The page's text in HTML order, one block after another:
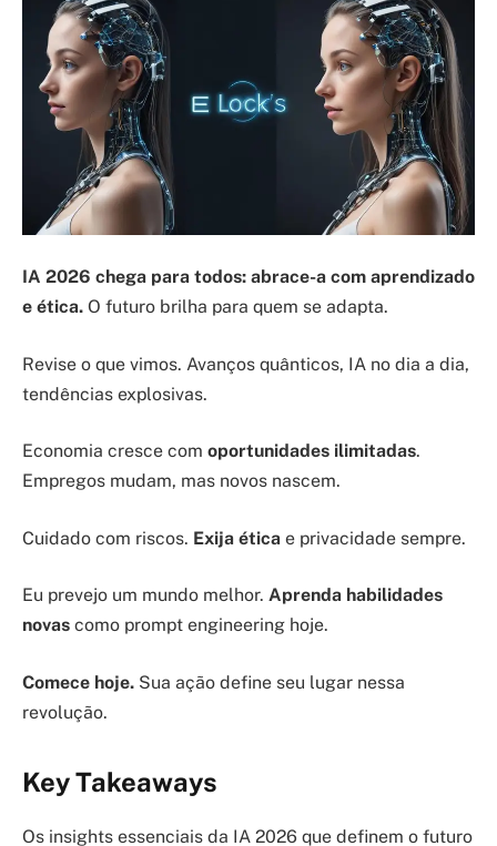
IA 2026 chega para todos: abrace-a com aprendizado
e ética. O futuro brilha para quem se adapta.
Revise o que vimos. Avanços quânticos, IA no dia a dia,
tendências explosivas.
Economia cresce com oportunidades ilimitadas.
Empregos mudam, mas novos nascem.
Cuidado com riscos. Exija ética e privacidade sempre.
Eu prevejo um mundo melhor. Aprenda habilidades
novas como prompt engineering hoje.
Comece hoje. Sua ação define seu lugar nessa
revolução.
Key Takeaways
Os insights essenciais da IA 2026 que definem o futuro